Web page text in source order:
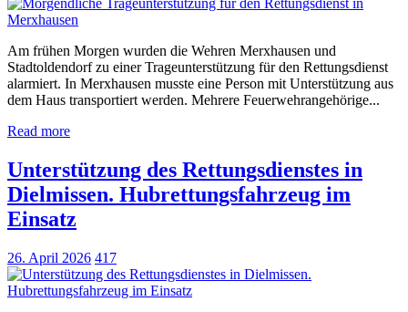
Am frühen Morgen wurden die Wehren Merxhausen und
Stadtoldendorf zu einer Trageunterstützung für den Rettungsdienst
alarmiert. In Merxhausen musste eine Person mit Unterstützung aus
dem Haus transportiert werden. Mehrere Feuerwehrangehörige...
Read more
Unterstützung des Rettungsdienstes in
Dielmissen. Hubrettungsfahrzeug im
Einsatz
26. April 2026 417